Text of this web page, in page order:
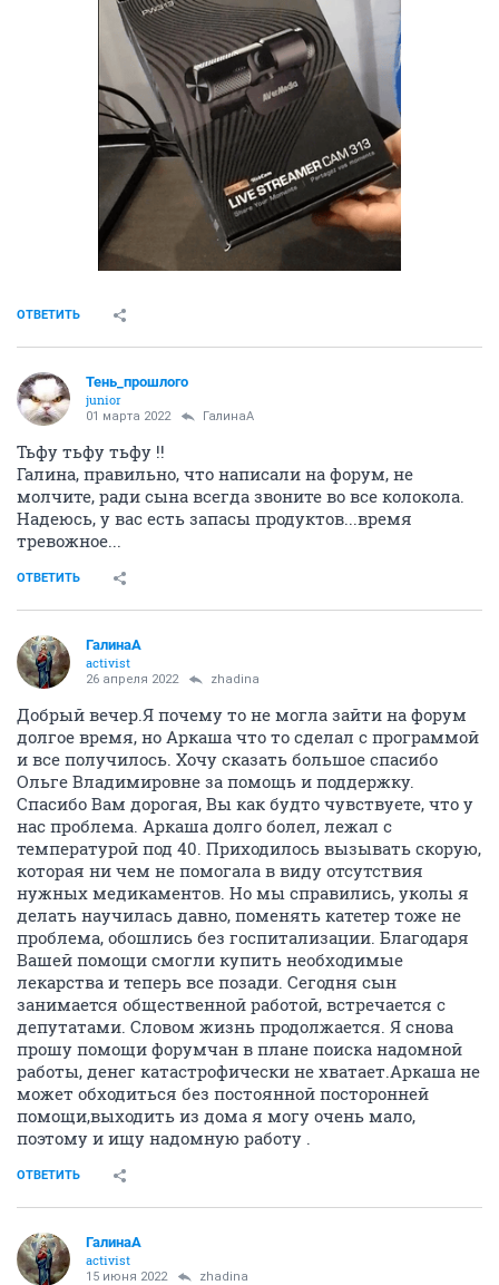
ОТВЕТИТЬ
Тень_прошлого
junior
01 марта 2022 ГалинаА
Тьфу тьфу тьфу !!
Галина, правильно, что написали на форум, не
молчите, ради сына всегда звоните во все колокола.
Надеюсь, у вас есть запасы продуктов...время
тревожное...
ОТВЕТИТЬ
ГалинаА
activist
26 апреля 2022 zhadina
Добрый вечер.Я почему то не могла зайти на форум
долгое время, но Аркаша что то сделал с программой
и все получилось. Хочу сказать большое спасибо
Ольге Владимировне за помощь и поддержку.
Спасибо Вам дорогая, Вы как будто чувствуете, что у
нас проблема. Аркаша долго болел, лежал с
температурой под 40. Приходилось вызывать скорую,
которая ни чем не помогала в виду отсутствия
нужных медикаментов. Но мы справились, уколы я
делать научилась давно, поменять катетер тоже не
проблема, обошлись без госпитализации. Благодаря
Вашей помощи смогли купить необходимые
лекарства и теперь все позади. Сегодня сын
занимается общественной работой, встречается с
депутатами. Словом жизнь продолжается. Я снова
прошу помощи форумчан в плане поиска надомной
работы, денег катастрофически не хватает.Аркаша не
может обходиться без постоянной посторонней
помощи,выходить из дома я могу очень мало,
поэтому и ищу надомную работу .
ОТВЕТИТЬ
ГалинаА
activist
15 июня 2022 zhadina